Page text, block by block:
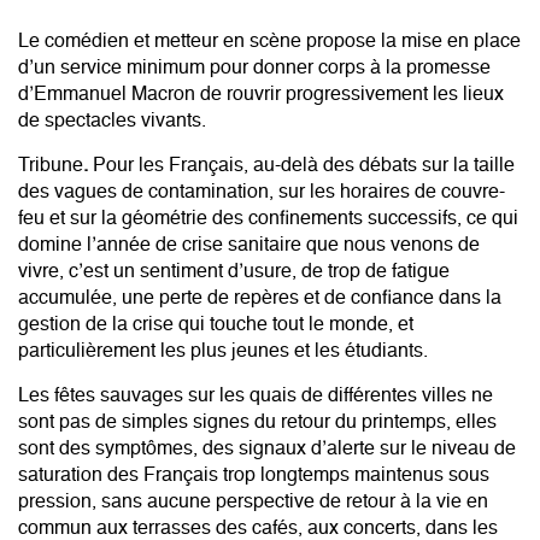
Le comédien et metteur en scène propose la mise en place
d’un service minimum pour donner corps à la promesse
d’Emmanuel Macron de rouvrir progressivement les lieux
de spectacles vivants.
Tribune. Pour les Français, au-delà des débats sur la taille
des vagues de contamination, sur les horaires de couvre-
feu et sur la géométrie des confinements successifs, ce qui
domine l’année de crise sanitaire que nous venons de
vivre, c’est un sentiment d’usure, de trop de fatigue
accumulée, une perte de repères et de confiance dans la
gestion de la crise qui touche tout le monde, et
particulièrement les plus jeunes et les étudiants.
Les fêtes sauvages sur les quais de différentes villes ne
sont pas de simples signes du retour du printemps, elles
sont des symptômes, des signaux d’alerte sur le niveau de
saturation des Français trop longtemps maintenus sous
pression, sans aucune perspective de retour à la vie en
commun aux terrasses des cafés, aux concerts, dans les